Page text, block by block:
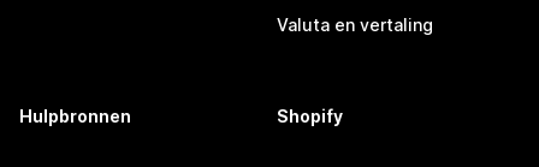
Valuta en vertaling
Hulpbronnen Shopify